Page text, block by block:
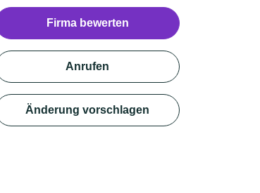
Firma bewerten
Anrufen
Änderung vorschlagen